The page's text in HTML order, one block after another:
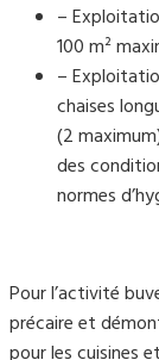
–
100 m²
–
chaises
(2
des
normes
Pour l’activité
précaire et
pour les cuisines